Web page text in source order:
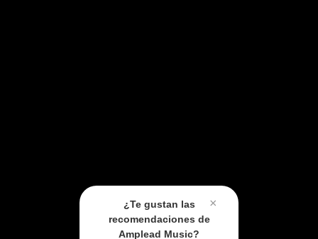
×
¿Te gustan las
recomendaciones de
Amplead Music?